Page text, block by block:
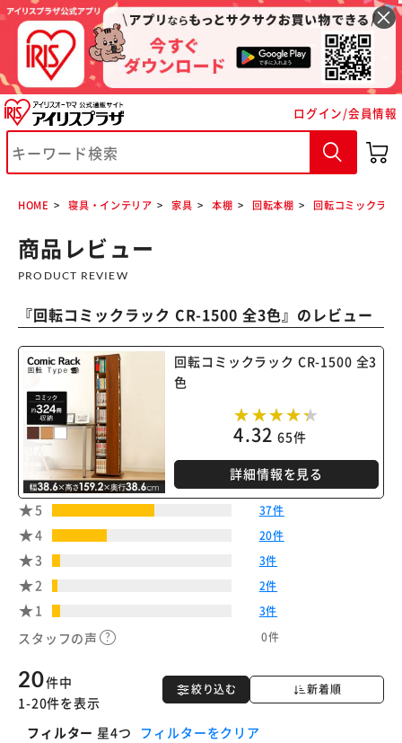
ログイン/会員情報
HOME 寝具・インテリア 家具 本棚 回転本棚 回転コミックラ
商品レビュー
PRODUCT REVIEW
『回転コミックラック CR-1500 全3色』のレビュー
回転コミックラック CR-1500 全3
色
4.32 65件
詳細情報を見る
5 37件
4 20件
3 3件
2 2件
1 3件
スタッフの声 0件
絞り込む 新着順
20件中
1-20件を表示
フィルター 星4つ フィルターをクリア
※ご確認ください
カートに入れる